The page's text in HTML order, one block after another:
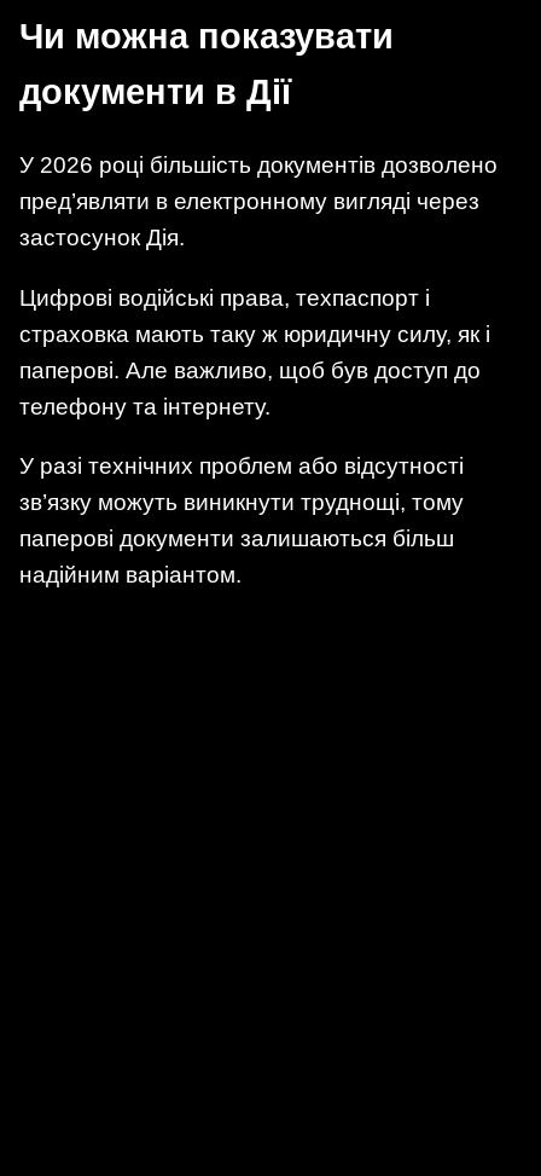
Чи можна показувати
документи в Дії
У 2026 році більшість документів дозволено
пред’являти в електронному вигляді через
застосунок Дія.
Цифрові водійські права, техпаспорт і
страховка мають таку ж юридичну силу, як і
паперові. Але важливо, щоб був доступ до
телефону та інтернету.
У разі технічних проблем або відсутності
зв’язку можуть виникнути труднощі, тому
паперові документи залишаються більш
надійним варіантом.